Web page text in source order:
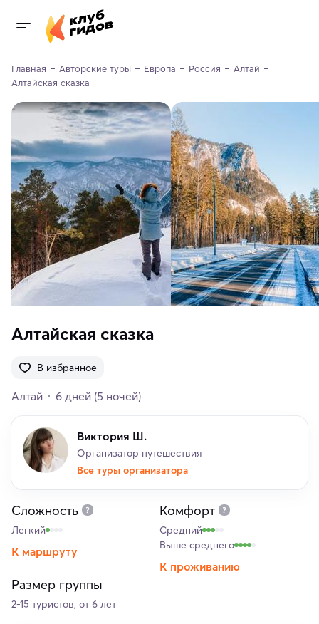
Главная Авторские туры Европа Россия
Алтай
Алтайская сказка
Алтайская сказка
В избранное
Алтай 6 дней (5 ночей)
Виктория Ш.
Организатор путешествия
Все туры организатора
Сложность
Легкий
К маршруту
Комфорт
Средний
Выше среднего
К проживанию
Размер группы
2-15 туристов, от 6 лет